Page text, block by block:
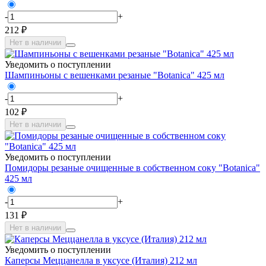
-
+
212 ₽
Нет в наличии
Уведомить о поступлении
Шампиньоны с вешенками резаные "Botanica" 425 мл
-
+
102 ₽
Нет в наличии
Уведомить о поступлении
Помидоры резаные очищенные в собственном соку "Botanica"
425 мл
-
+
131 ₽
Нет в наличии
Уведомить о поступлении
Каперсы Меццанелла в уксусе (Италия) 212 мл